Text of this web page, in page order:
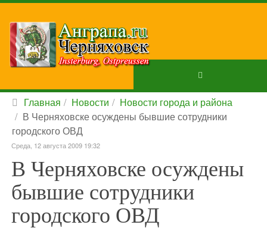
Главная Новости
Новости города и района
В Черняховске осуждены бывшие сотрудники
городского ОВД
Среда, 12 августа 2009 19:32
В Черняховске осуждены
бывшие сотрудники
городского ОВД